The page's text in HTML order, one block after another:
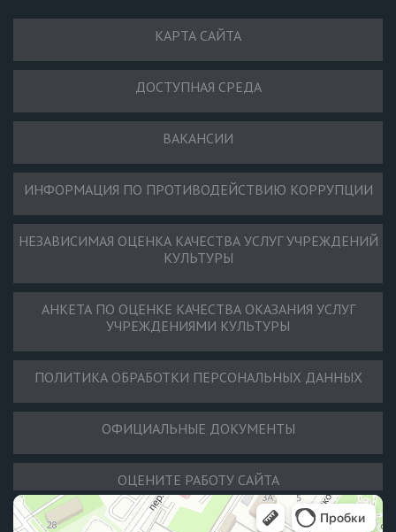
КАРТА САЙТА
ДОСТУПНАЯ СРЕДА
ВАКАНСИИ
ИНФОРМАЦИЯ ПО ПРОТИВОДЕЙСТВИЮ КОРРУПЦИИ
НЕЗАВИСИМАЯ ОЦЕНКА КАЧЕСТВА УСЛУГ УЧРЕЖДЕНИЙ
КУЛЬТУРЫ
АНКЕТА ПО ОЦЕНКЕ КАЧЕСТВА ОКАЗАНИЯ УСЛУГ
УЧРЕЖДЕНИЯМИ КУЛЬТУРЫ
ПОЛИТИКА ОБРАБОТКИ ПЕРСОНАЛЬНЫХ ДАННЫХ
ОФИЦИАЛЬНЫЕ ДОКУМЕНТЫ
ОЦЕНИТЕ РАБОТУ САЙТА